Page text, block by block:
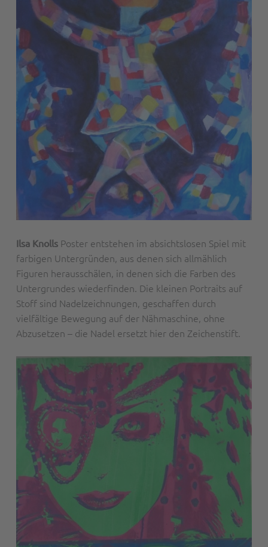
Ilsa KnollsPoster entstehen im absichtslosen Spiel mit
farbigen Untergründen, aus denen sich allmählich
Figuren herausschälen, in denen sich die Farben des
Untergrundes wiederfinden. Die kleinen Portraits auf
Stoff sind Nadelzeichnungen, geschaffen durch
vielfältige Bewegung auf der Nähmaschine, ohne
Abzusetzen – die Nadel ersetzt hier den Zeichenstift.